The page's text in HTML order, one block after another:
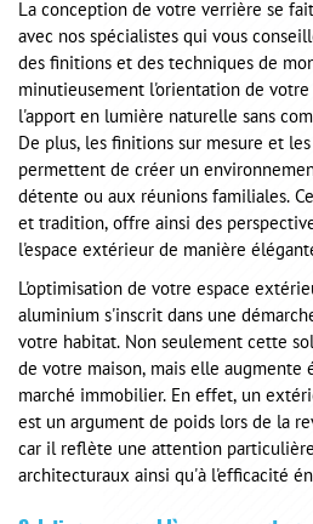
La conception de votre verrière se
avec nos spécialistes qui vous
des finitions et des techniques de
minutieusement l'orientation de
l'apport en lumière naturelle sans
De plus, les finitions sur mesure et
permettent de créer un
détente ou aux réunions familiales.
et tradition, offre ainsi des
l'espace extérieur de manière
L'optimisation de votre espace
aluminium s'inscrit dans une
votre habitat. Non seulement cette
de votre maison, mais elle augmente
marché immobilier. En effet, un
est un argument de poids lors de la
car il reflète une attention
architecturaux ainsi qu'à l'efficacité